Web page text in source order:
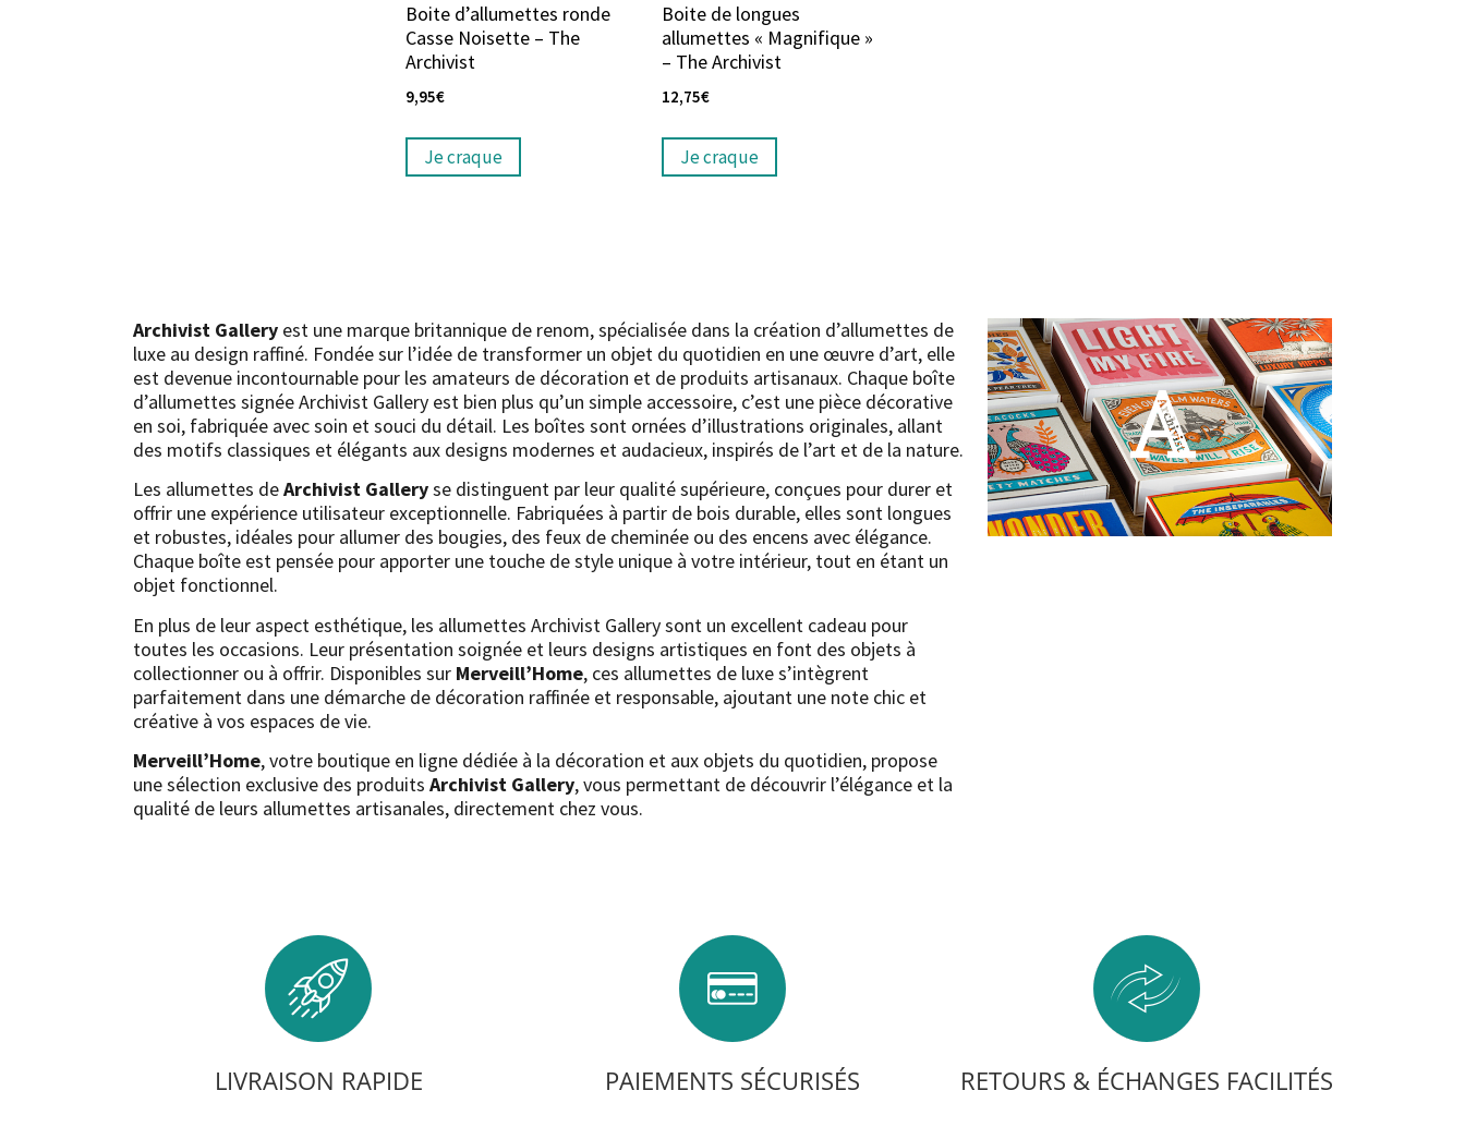
Boite d’allumettes ronde
Casse Noisette – The
Archivist
9,95€
Je craque
Boite de longues
allumettes « Magnifique »
– The Archivist
12,75€
Je craque
Archivist Gallery est une marque britannique de renom, spécialisée dans la création d’allumettes de
luxe au design raffiné. Fondée sur l’idée de transformer un objet du quotidien en une œuvre d’art, elle
est devenue incontournable pour les amateurs de décoration et de produits artisanaux. Chaque boîte
d’allumettes signée Archivist Gallery est bien plus qu’un simple accessoire, c’est une pièce décorative
en soi, fabriquée avec soin et souci du détail. Les boîtes sont ornées d’illustrations originales, allant
des motifs classiques et élégants aux designs modernes et audacieux, inspirés de l’art et de la nature.
Les allumettes deArchivist Galleryse distinguent par leur qualité supérieure, conçues pour durer et
offrir une expérience utilisateur exceptionnelle. Fabriquées à partir de bois durable, elles sont longues
et robustes, idéales pour allumer des bougies, des feux de cheminée ou des encens avec élégance.
Chaque boîte est pensée pour apporter une touche de style unique à votre intérieur, tout en étant un
objet fonctionnel.
En plus de leur aspect esthétique, les allumettes Archivist Gallery sont un excellent cadeau pour
toutes les occasions. Leur présentation soignée et leurs designs artistiques en font des objets à
collectionner ou à offrir. Disponibles sur Merveill’Home, ces allumettes de luxe s’intègrent
parfaitement dans une démarche de décoration raffinée et responsable, ajoutant une note chic et
créative à vos espaces de vie.
Merveill’Home, votre boutique en ligne dédiée à la décoration et aux objets du quotidien, propose
une sélection exclusive des produits Archivist Gallery, vous permettant de découvrir l’élégance et la
qualité de leurs allumettes artisanales, directement chez vous.
LIVRAISON RAPIDE PAIEMENTS SÉCURISÉS RETOURS & ÉCHANGES FACILITÉS